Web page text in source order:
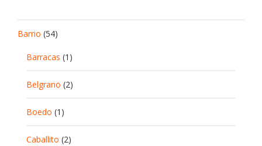
Barrio (54)
Barracas (1)
Belgrano (2)
Boedo (1)
Caballito (2)